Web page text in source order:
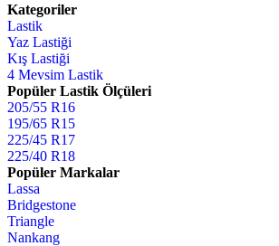
Kategoriler
Lastik
Yaz Lastiği
Kış Lastiği
4 Mevsim Lastik
Popüler Lastik Ölçüleri
205/55 R16
195/65 R15
225/45 R17
225/40 R18
Popüler Markalar
Lassa
Bridgestone
Triangle
Nankang